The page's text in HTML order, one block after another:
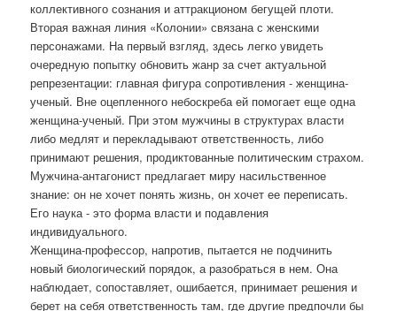
коллективного сознания и аттракционом бегущей плоти.
Вторая важная линия «Колонии» связана с женскими
персонажами. На первый взгляд, здесь легко увидеть
очередную попытку обновить жанр за счет актуальной
репрезентации: главная фигура сопротивления - женщина-
ученый. Вне оцепленного небоскреба ей помогает еще одна
женщина-ученый. При этом мужчины в структурах власти
либо медлят и перекладывают ответственность, либо
принимают решения, продиктованные политическим страхом.
Мужчина-антагонист предлагает миру насильственное
знание: он не хочет понять жизнь, он хочет ее переписать.
Его наука - это форма власти и подавления
индивидуального.
Женщина-профессор, напротив, пытается не подчинить
новый биологический порядок, а разобраться в нем. Она
наблюдает, сопоставляет, ошибается, принимает решения и
берет на себя ответственность там, где другие предпочли бы